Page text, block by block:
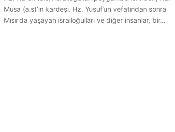
Musa (a.s)’in kardeşi. Hz. Yusuf’un vefatından sonra
Mısır’da yaşayan israiloğulları ve diğer insanlar, bir…